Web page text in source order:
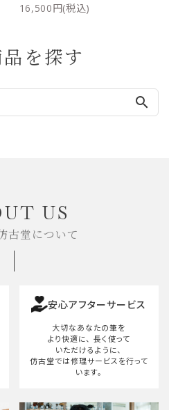
16,500円(税込)
を探す
search
US
古堂について
安心アフターサービス
大切なあなたの筆を
より快適に、 長く使って
いただけるように、
仿古堂では修理サービスを行って
います。